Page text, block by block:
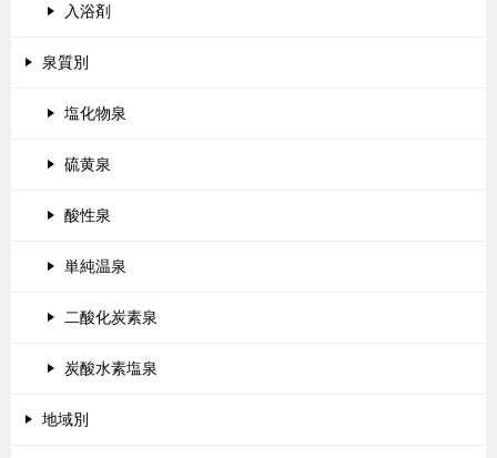
入浴剤
泉質別
塩化物泉
硫黄泉
酸性泉
単純温泉
二酸化炭素泉
炭酸水素塩泉
地域別